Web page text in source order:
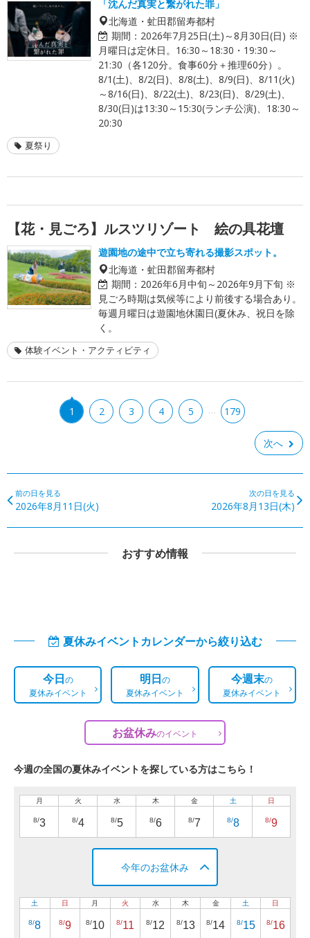
「沈んだ真実と繋がれた罪」
北海道・虻田郡留寿都村
期間： 2026年7月25日(土)～8月30日(日) ※
月曜日は定休日。16:30～18:30・19:30～
21:30（各120分。食事60分＋推理60分）。
8/1(土)、8/2(日)、8/8(土)、8/9(日)、8/11(火)
～8/16(日)、8/22(土)、8/23(日)、8/29(土)、
8/30(日)は13:30～15:30(ランチ公演)、18:30～
20:30
夏祭り
【花・見ごろ】ルスツリゾート 絵の具花壇
遊園地の途中で立ち寄れる撮影スポット。
北海道・虻田郡留寿都村
期間： 2026年6月中旬～2026年9月下旬 ※
見ごろ時期は気候等により前後する場合あり。
毎週月曜日は遊園地休園日(夏休み、祝日を除
く。
体験イベント・アクティビティ
1 2 3 4 5 … 179
次へ
前の日を見る
2026年8月11日(火)
次の日を見る
2026年8月13日(木)
おすすめ情報
夏休みイベントカレンダーから絞り込む
今日の
夏休みイベント
明日の
夏休みイベント
今週末の
夏休みイベント
お盆休みのイベント
今週の全国の夏休みイベントを探している方はこちら！
月
8/3
火
8/4
水
8/5
木
8/6
金
8/7
土
8/8
日
8/9
今年のお盆休み
土
8/8
日
8/9
月
8/10
火
8/11
水
8/12
木
8/13
金
8/14
土
8/15
日
8/16